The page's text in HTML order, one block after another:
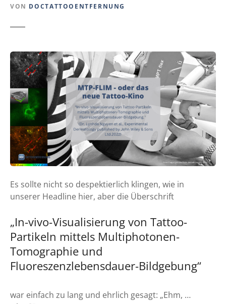
VON DOCTATTOOENTFERNUNG
Es sollte nicht so despektierlich klingen, wie in
unserer Headline hier, aber die Überschrift
„In-vivo-Visualisierung von Tattoo-
Partikeln mittels Multiphotonen-
Tomographie und
Fluoreszenzlebensdauer-Bildgebung“
war einfach zu lang und ehrlich gesagt: „Ehm, …